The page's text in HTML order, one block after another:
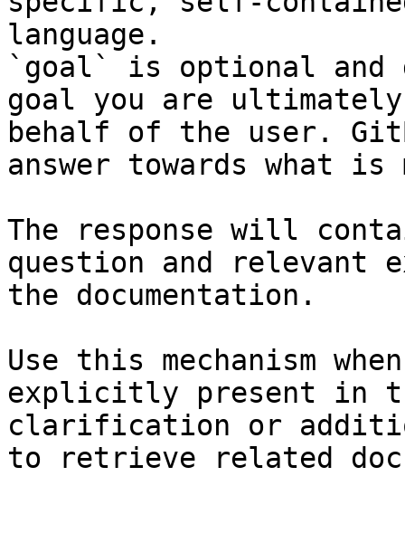
language.
`goal` is optional and
goal you are
behalf of the user.
answer towards what
The response will
question and relevant
the documentation.
Use this mechanism
explicitly present in
clarification or